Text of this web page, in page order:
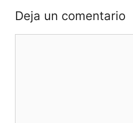
Deja un comentario